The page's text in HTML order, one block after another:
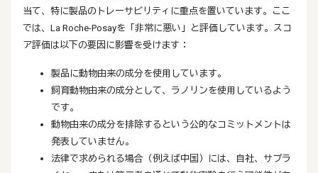
当て、特に製品のトレーサビリティに重点を置いています。ここ
では、La Roche-Posayを「非常に悪い」と評価しています。スコ
ア評価は以下の要因に影響を受けます：
製品に動物由来の成分を使用しています。
飼育動物由来の成分として、ラノリンを使用しているよう
です。
動物由来の成分を排除するという公的なコミットメントは
発表していません。
法律で求められる場合（例えば中国）には、自社、サプラ